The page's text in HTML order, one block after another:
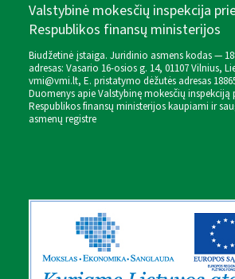
Valstybinė mokesčių inspekcija
Respublikos finansų ministerijos
Biudžetinė įstaiga. Juridinio asmens kodas —
adresas: Vasario 16-osios g. 14, 01107 Vilnius,
vmi@vmi.lt, E. pristatymo dėžutės adresas
Duomenys apie Valstybinę mokesčių inspekciją
Respublikos finansų ministerijos kaupiami ir
asmenų registre